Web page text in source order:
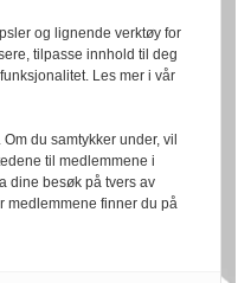
og lignende verktøy for
tilpasse innhold til deg
Les mer i vår
du samtykker under, vil
til medlemmene i
dine besøk på tvers av
medlemmene finner du på